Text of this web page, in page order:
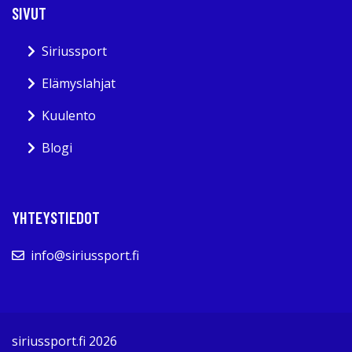
SIVUT
Siriussport
Elämyslahjat
Kuulento
Blogi
YHTEYSTIEDOT
info@siriussport.fi
siriussport.fi 2026